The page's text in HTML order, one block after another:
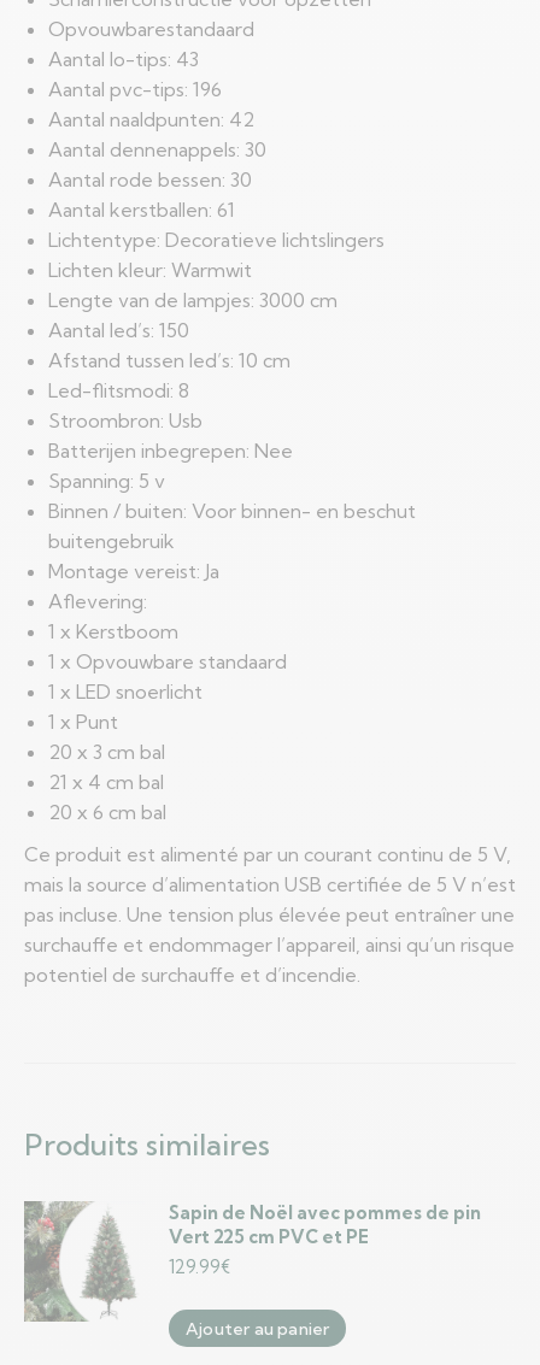
Opvouwbarestandaard
Aantal lo-tips: 43
Aantal pvc-tips: 196
Aantal naaldpunten: 42
Aantal dennenappels: 30
Aantal rode bessen: 30
Aantal kerstballen: 61
Lichtentype: Decoratieve lichtslingers
Lichten kleur: Warmwit
Lengte van de lampjes: 3000 cm
Aantal led’s: 150
Afstand tussen led’s: 10 cm
Led-flitsmodi: 8
Stroombron: Usb
Batterijen inbegrepen: Nee
Spanning: 5 v
Binnen / buiten: Voor binnen- en beschut
buitengebruik
Montage vereist: Ja
Aflevering:
1 x Kerstboom
1 x Opvouwbare standaard
1 x LED snoerlicht
1 x Punt
20 x 3 cm bal
21 x 4 cm bal
20 x 6 cm bal
Ce produit est alimenté par un courant continu de 5 V,
mais la source d’alimentation USB certifiée de 5 V n’est
pas incluse. Une tension plus élevée peut entraîner une
surchauffe et endommager l’appareil, ainsi qu’un risque
potentiel de surchauffe et d’incendie.
Produits similaires
Sapin de Noël avec pommes de pin
Vert 225 cm PVC et PE
129.99€
Ajouter au panier